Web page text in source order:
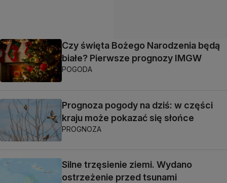
Czy święta Bożego Narodzenia będą
białe? Pierwsze prognozy IMGW
POGODA
Prognoza pogody na dziś: w części
kraju może pokazać się słońce
PROGNOZA
Silne trzęsienie ziemi. Wydano
ostrzeżenie przed tsunami